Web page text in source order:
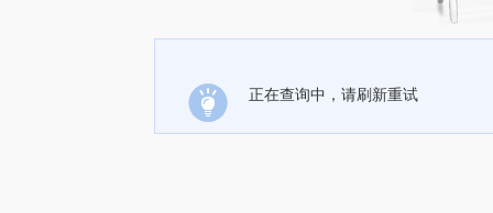
正在查询中，请刷新重试